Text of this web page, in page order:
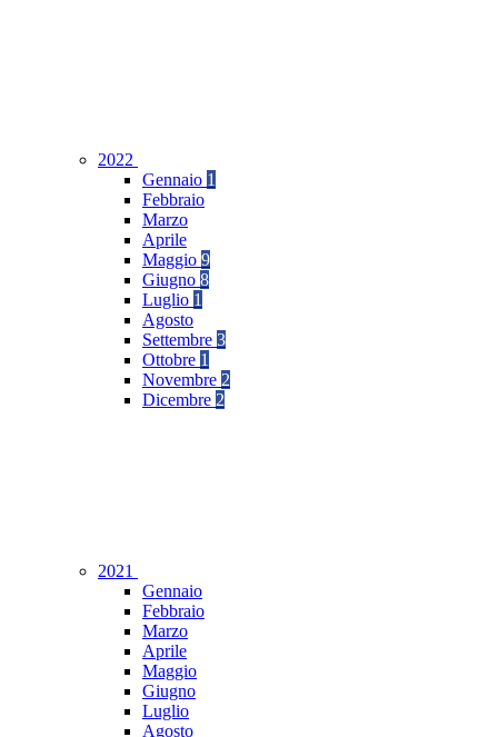
2022
Gennaio 1
Febbraio
Marzo
Aprile
Maggio 9
Giugno 8
Luglio 1
Agosto
Settembre 3
Ottobre 1
Novembre 2
Dicembre 2
2021
Gennaio
Febbraio
Marzo
Aprile
Maggio
Giugno
Luglio
Agosto